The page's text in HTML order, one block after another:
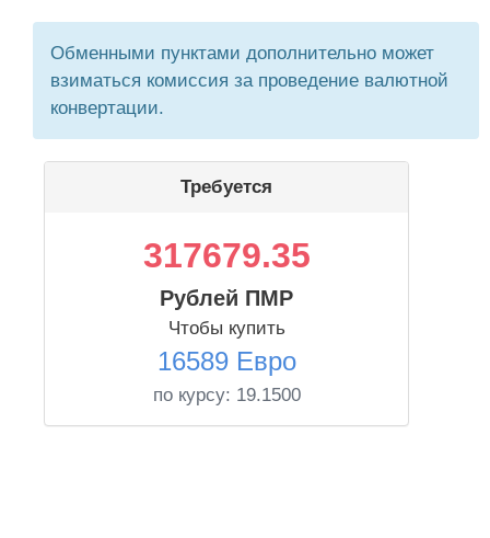
Обменными пунктами дополнительно может
взиматься комиссия за проведение валютной
конвертации.
Требуется
317679.35
Рублей ПМР
Чтобы купить
16589 Евро
по курсу: 19.1500